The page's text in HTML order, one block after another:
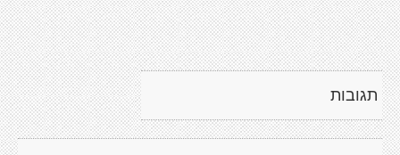
תגובות